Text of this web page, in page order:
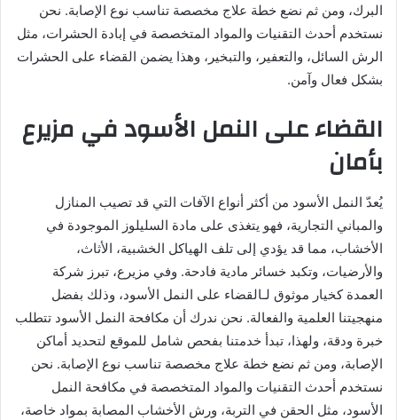
البرك، ومن ثم نضع خطة علاج مخصصة تناسب نوع الإصابة. نحن
نستخدم أحدث التقنيات والمواد المتخصصة في إبادة الحشرات، مثل
الرش السائل، والتعفير، والتبخير، وهذا يضمن القضاء على الحشرات
بشكل فعال وآمن.
القضاء على النمل الأسود في مزيرع
بأمان
يُعدّ النمل الأسود من أكثر أنواع الآفات التي قد تصيب المنازل
والمباني التجارية، فهو يتغذى على مادة السليلوز الموجودة في
الأخشاب، مما قد يؤدي إلى تلف الهياكل الخشبية، الأثاث،
والأرضيات، وتكبد خسائر مادية فادحة. وفي مزيرع، تبرز شركة
العمدة كخيار موثوق لـالقضاء على النمل الأسود، وذلك بفضل
منهجيتنا العلمية والفعالة. نحن ندرك أن مكافحة النمل الأسود تتطلب
خبرة ودقة، ولهذا، تبدأ خدمتنا بفحص شامل للموقع لتحديد أماكن
الإصابة، ومن ثم نضع خطة علاج مخصصة تناسب نوع الإصابة. نحن
نستخدم أحدث التقنيات والمواد المتخصصة في مكافحة النمل
الأسود، مثل الحقن في التربة، ورش الأخشاب المصابة بمواد خاصة،